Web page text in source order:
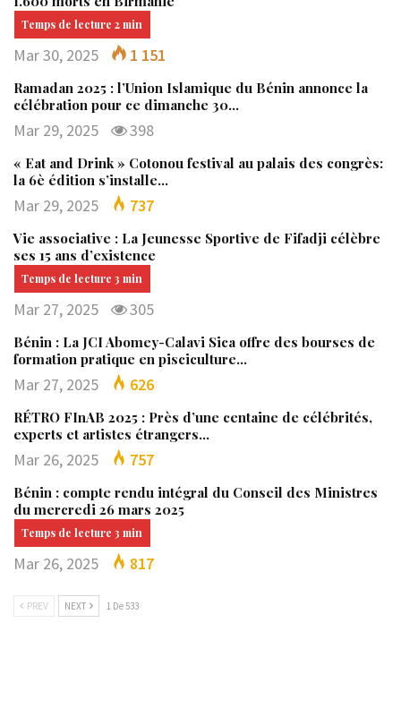
Mar 30, 2025 1 151
Ramadan 2025 : l’Union Islamique du Bénin annonce la
célébration pour ce dimanche 30…
Mar 29, 2025 398
« Eat and Drink » Cotonou festival au palais des congrès:
la 6è édition s’installe…
Mar 29, 2025 737
Vie associative : La Jeunesse Sportive de Fifadji célèbre
ses 15 ans d’existence
Mar 27, 2025 305
Bénin : La JCI Abomey-Calavi Sica offre des bourses de
formation pratique en pisciculture…
Mar 27, 2025 626
RÉTRO FInAB 2025 : Près d’une centaine de célébrités,
experts et artistes étrangers…
Mar 26, 2025 757
Bénin : compte rendu intégral du Conseil des Ministres
du mercredi 26 mars 2025
Mar 26, 2025 817
PREV NEXT 1 De 533